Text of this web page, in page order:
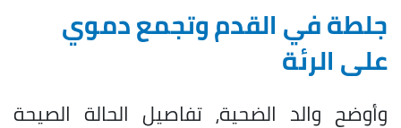
جلطة في القدم وتجمع دموي
على الرئة
وأوضح والد الضحية، تفاصيل الحالة الصيحة